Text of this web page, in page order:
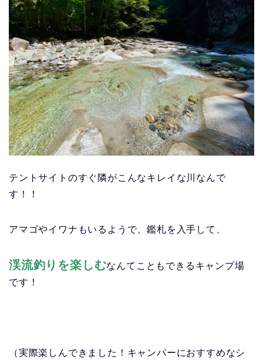
テントサイトのすぐ隣がこんなキレイな川なんで
す！！
アマゴやイワナもいるようで、鑑札を入手して、
渓流釣りを楽しむなんてこともできるキャンプ場
です！
（実際楽しんできました！キャンパーにおすすめなシ